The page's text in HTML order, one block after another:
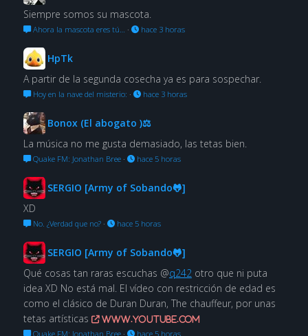
Siempre somos su mascota.
Ahora la mascota eres tú… · hace 3 horas
HpTk
A partir de la segunda cosecha ya es para sospechar.
Hoy en la nave del misterio: · hace 3 horas
Bonox (El abogato )⚖
La música no me gusta demasiado, las tetas bien.
Quake FM: Jonathan Bree· hace 5 horas
SERGIO [Army of Sobando🐸]
XD
No. ¿Verdad que no?· hace 5 horas
SERGIO [Army of Sobando🐸]
Qué cosas tan raras escuchas @q242 otro que ni puta
idea XD No está mal. El vídeo con restricción de edad es
como el clásico de Duran Duran, The chauffeur, por unas
tetas artísticas
www.youtube.com
Quake FM: Jonathan Bree· hace 5 horas